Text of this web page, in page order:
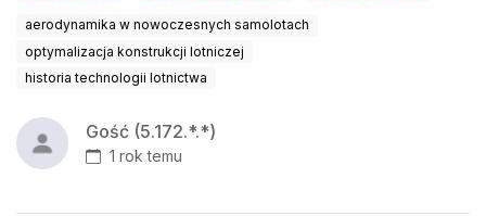
aerodynamika w nowoczesnych samolotach
optymalizacja konstrukcji lotniczej
historia technologii lotnictwa
Gość (5.172.*.*)
1 rok temu